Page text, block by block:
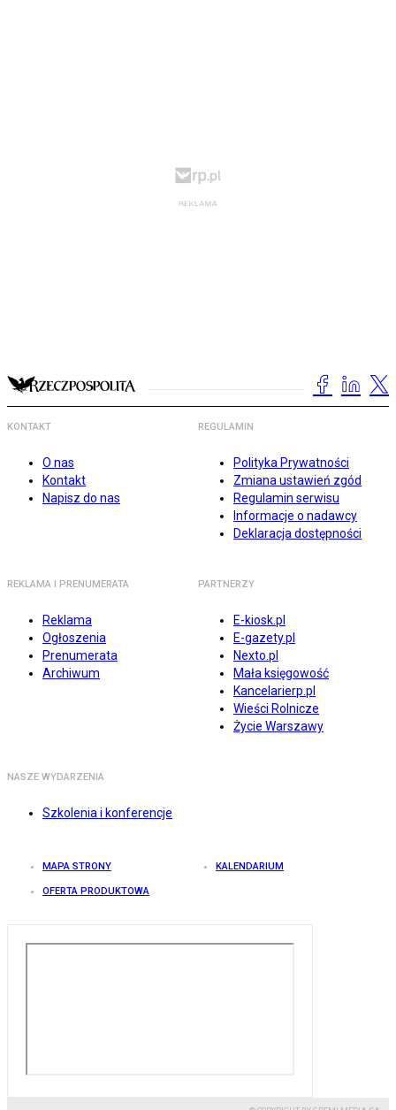
KONTAKT
O nas
Kontakt
Napisz do nas
REGULAMIN
Polityka Prywatności
Zmiana ustawień zgód
Regulamin serwisu
Informacje o nadawcy
Deklaracja dostępności
REKLAMA I PRENUMERATA
Reklama
Ogłoszenia
Prenumerata
Archiwum
PARTNERZY
E-kiosk.pl
E-gazety.pl
Nexto.pl
Mała księgowość
Kancelarierp.pl
Wieści Rolnicze
Życie Warszawy
NASZE WYDARZENIA
Szkolenia i konferencje
MAPA STRONY KALENDARIUM
OFERTA PRODUKTOWA